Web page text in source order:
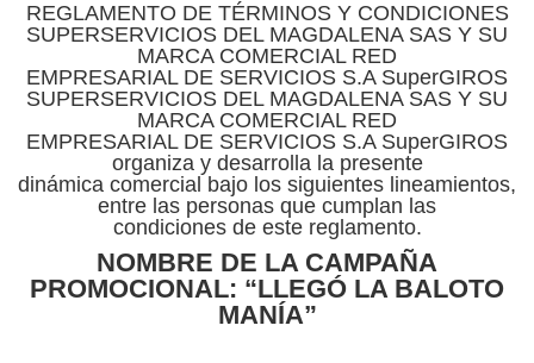
REGLAMENTO DE TÉRMINOS Y CONDICIONES
SUPERSERVICIOS DEL MAGDALENA SAS Y SU
MARCA COMERCIAL RED
EMPRESARIAL DE SERVICIOS S.A SuperGIROS
SUPERSERVICIOS DEL MAGDALENA SAS Y SU
MARCA COMERCIAL RED
EMPRESARIAL DE SERVICIOS S.A SuperGIROS
organiza y desarrolla la presente
dinámica comercial bajo los siguientes lineamientos,
entre las personas que cumplan las
condiciones de este reglamento.
NOMBRE DE LA CAMPAÑA
PROMOCIONAL: “LLEGÓ LA BALOTO
MANÍA”